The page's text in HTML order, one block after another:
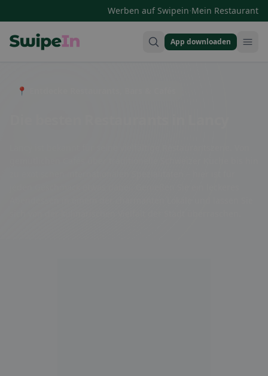
Werben auf Swipein·Mein Restaurant
App downloaden
📍 Entdecke Restaurants, Bars & Cafés